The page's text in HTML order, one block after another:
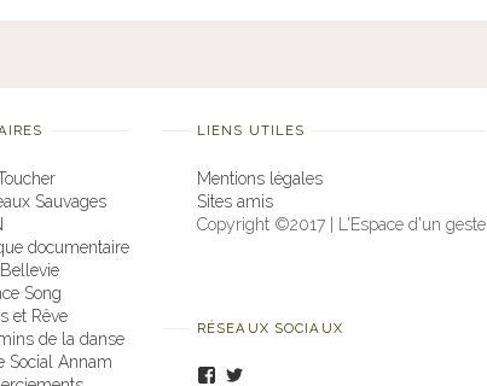
Sauvages
documentaire
Song
et Rêve
de la danse
Social Annam
LIENS UTILES
Mentions légales
Sites amis
Copyright ©2017 | L'Espace d'un geste
RÉSEAUX SOCIAUX
Voir